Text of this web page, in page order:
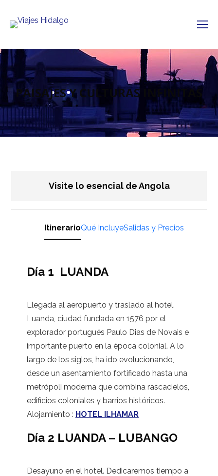
PAISAJES Y CULTURAS INFINITAS
Visite lo esencial de Angola
ItinerarioQué IncluyeSalidas y Precios
Día 1 LUANDA
Llegada al aeropuerto y traslado al hotel.
Luanda, ciudad fundada en 1576 por el
explorador portugués Paulo Dias de Novais e
importante puerto en la época colonial. A lo
largo de los siglos, ha ido evolucionando,
desde un asentamiento fortificado hasta una
metrópoli moderna que combina rascacielos,
edificios coloniales y barrios históricos.
Alojamiento : HOTEL ILHAMAR
Día 2 LUANDA – LUBANGO
Desayuno en el hotel. Dedicaremos tiempo a